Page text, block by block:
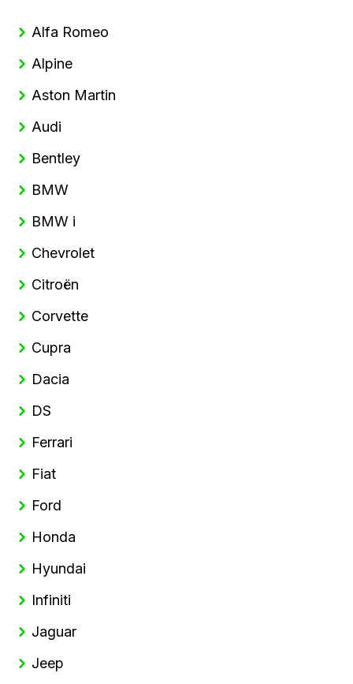
Alfa Romeo
Alpine
Aston Martin
Audi
Bentley
BMW
BMW i
Chevrolet
Citroën
Corvette
Cupra
Dacia
DS
Ferrari
Fiat
Ford
Honda
Hyundai
Infiniti
Jaguar
Jeep